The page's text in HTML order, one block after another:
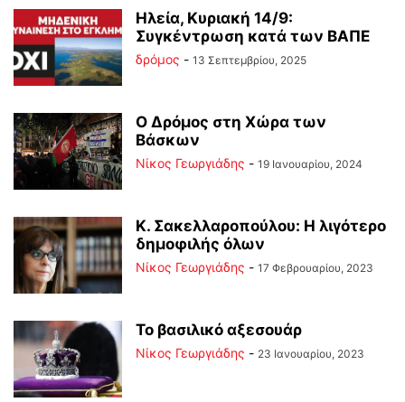
Ηλεία, Κυριακή 14/9:
Συγκέντρωση κατά των ΒΑΠΕ
δρόμος - 13 Σεπτεμβρίου, 2025
Ο Δρόμος στη Χώρα των
Βάσκων
Νίκος Γεωργιάδης - 19 Ιανουαρίου, 2024
Κ. Σακελλαροπούλου: Η λιγότερο
δημοφιλής όλων
Νίκος Γεωργιάδης - 17 Φεβρουαρίου, 2023
Το βασιλικό αξεσουάρ
Νίκος Γεωργιάδης - 23 Ιανουαρίου, 2023